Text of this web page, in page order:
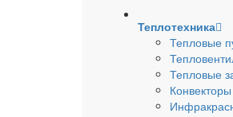
Теплотехника
Тепловые
Тепловые
Конвекторы